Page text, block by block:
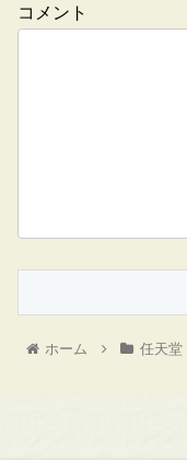
コメント
ホーム 任天堂